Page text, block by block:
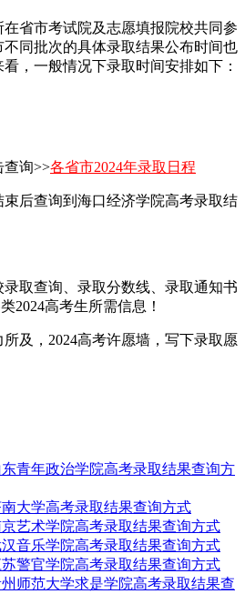
省市考试院及志愿填报院校共同参
同批次的具体录取结果公布时间也
，一般情况下录取时间安排如下：
查询>>各省市2024年录取日程
后查询到海口经济学院高考录取结
录取查询、录取分数线、录取通知书
2024高考生所需信息！
所及，2024高考许愿墙，写下录取愿
青年政治学院高考录取结果查询方
大学高考录取结果查询方式
艺术学院高考录取结果查询方式
音乐学院高考录取结果查询方式
警官学院高考录取结果查询方式
师范大学求是学院高考录取结果查